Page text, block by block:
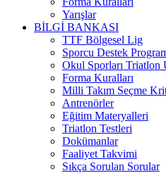
Yarışlar
BİLGİ BANKASI
TTF Bölgesel Lig
Sporcu Destek
Okul Sporları Triatlon
Forma Kuralları
Milli Takım Seçme
Antrenörler
Eğitim Materyalleri
Triatlon Testleri
Dokümanlar
Faaliyet Takvimi
Sıkça Sorulan Sorular